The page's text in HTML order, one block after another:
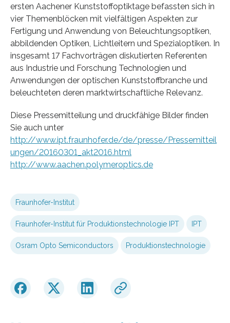
ersten Aachener Kunststoffoptiktage befassten sich in
vier Themenblöcken mit vielfältigen Aspekten zur
Fertigung und Anwendung von Beleuchtungsoptiken,
abbildenden Optiken, Lichtleitern und Spezialoptiken. In
insgesamt 17 Fachvorträgen diskutierten Referenten
aus Industrie und Forschung Technologien und
Anwendungen der optischen Kunststoffbranche und
beleuchteten deren marktwirtschaftliche Relevanz.
Diese Pressemitteilung und druckfähige Bilder finden
Sie auch unter
http://www.ipt.fraunhofer.de/de/presse/Pressemitteil
ungen/20160301_akt2016.html
http://www.aachen.polymeroptics.de
Fraunhofer-Institut
Fraunhofer-Institut für Produktionstechnologie IPT IPT
Osram Opto Semiconductors Produktionstechnologie